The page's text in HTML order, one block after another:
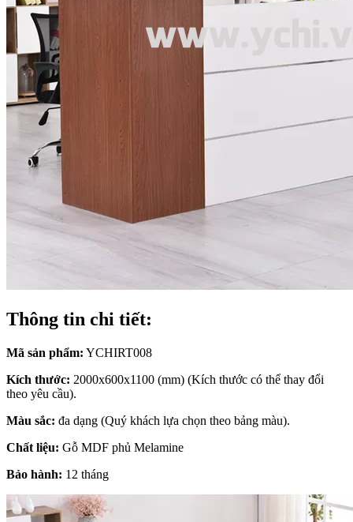
Thông tin chi tiết:
Mã sản phẩm: YCHIRT008
Kích thước: 2000x600x1100 (mm) (Kích thước có thể thay đổi
theo yêu cầu).
Màu sắc: đa dạng (Quý khách lựa chọn theo bảng màu).
Chất liệu: Gỗ MDF phủ Melamine
Bảo hành: 12 tháng